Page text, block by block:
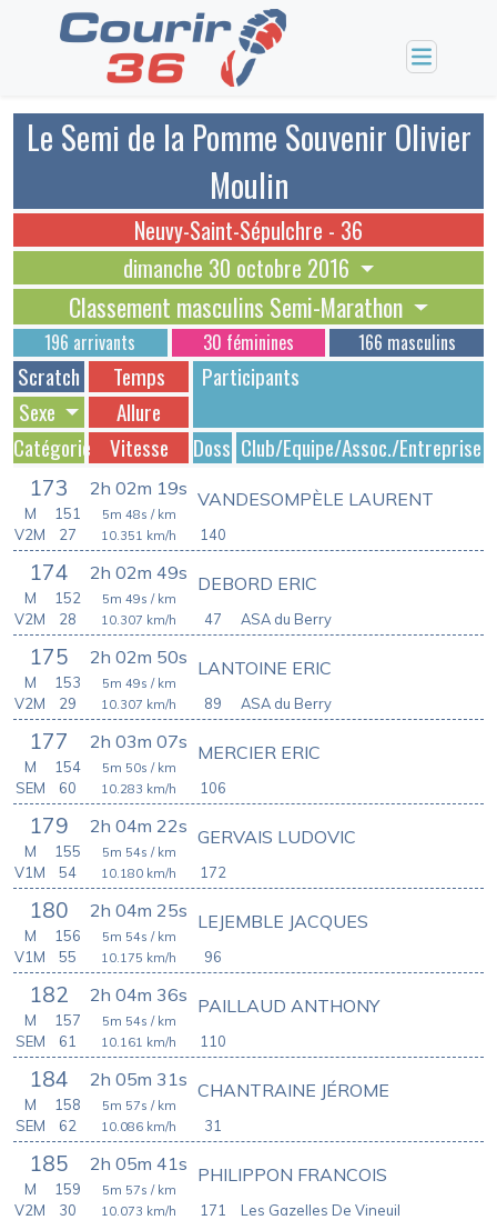
Le Semi de la Pomme Souvenir Olivier
Moulin
dimanche 30 octobre 2016
Neuvy-Saint-Sépulchre - 36
Classement masculins Semi-Marathon
196 arrivants 30 féminines 166 masculins
Scratch Temps
Dossards
Participants
Allure
Vitesse
Sexe
Catégorie
Club/Equipe/Assoc./Entreprise
173 2h 02m 19s
140
VANDESOMPÈLE LAURENT
5m 48s / km
10.351 km/h
M
151
V2M
27
174 2h 02m 49s
47
DEBORD ERIC
5m 49s / km
10.307 km/h
M
152
V2M
28 ASA du Berry
175 2h 02m 50s
89
LANTOINE ERIC
5m 49s / km
10.307 km/h
M
153
V2M
29 ASA du Berry
177 2h 03m 07s
106
MERCIER ERIC
5m 50s / km
10.283 km/h
M
154
SEM
60
179 2h 04m 22s
172
GERVAIS LUDOVIC
5m 54s / km
10.180 km/h
M
155
V1M
54
180 2h 04m 25s
96
LEJEMBLE JACQUES
5m 54s / km
10.175 km/h
M
156
V1M
55
182 2h 04m 36s
110
PAILLAUD ANTHONY
5m 54s / km
10.161 km/h
M
157
SEM
61
184 2h 05m 31s
31
CHANTRAINE JÉROME
5m 57s / km
10.086 km/h
M
158
SEM
62
185 2h 05m 41s
171
PHILIPPON FRANCOIS
5m 57s / km
10.073 km/h
M
159
V2M
30 Les Gazelles De Vineuil